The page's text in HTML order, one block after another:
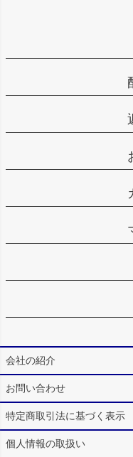
会社の紹介
お問い合わせ
特定商取引法に基づく表示
個人情報の取扱い